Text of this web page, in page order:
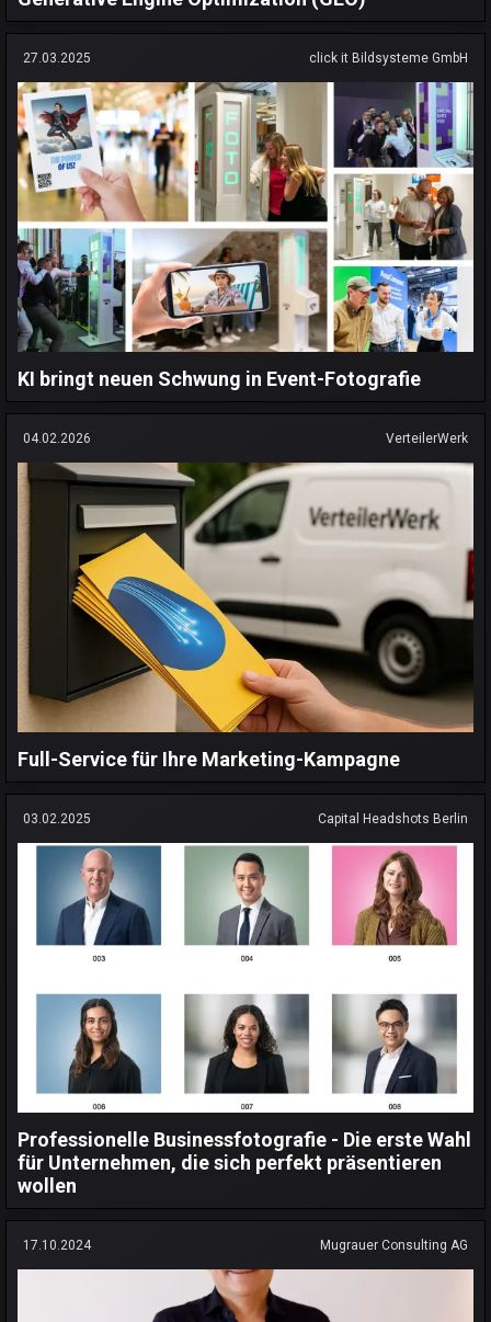
27.03.2025 click it Bildsysteme GmbH
KI bringt neuen Schwung in Event-Fotografie
04.02.2026 VerteilerWerk
Full-Service für Ihre Marketing-Kampagne
03.02.2025 Capital Headshots Berlin
Professionelle Businessfotografie - Die erste Wahl
für Unternehmen, die sich perfekt präsentieren
wollen
17.10.2024 Mugrauer Consulting AG